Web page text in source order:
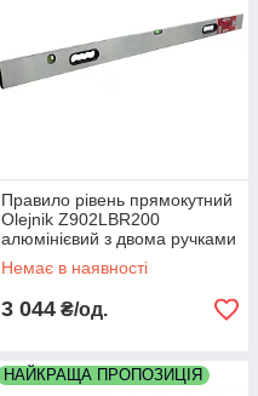
Правило рівень прямокутний
Olejnik Z902LBR200
алюмінієвий з двома ручками
2000мм (2 метри) дві
площини два глазка
Немає в наявності
3 044 ₴/од.
НАЙКРАЩА ПРОПОЗИЦІЯ